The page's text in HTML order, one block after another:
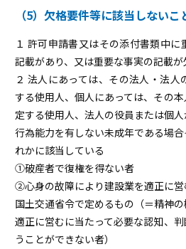
（5）欠格要件等に該当しないこ
１ 許可申請書又はその添付書類中
記載があり、又は重要な事実の記載が
２ 法人にあっては、その法人・法人
する使用人、個人にあっては、その
定する使用人、法人の役員または個
行為能力を有しない未成年である場
れかに該当している
①破産者で復権を得ない者
②心身の故障により建設業を適正に
国土交通省令で定めるもの（＝精神
適正に営むに当たって必要な認知、
うことができない者）